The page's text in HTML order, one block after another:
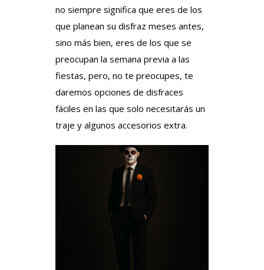
no siempre significa que eres de los
que planean su disfraz meses antes,
sino más bien, eres de los que se
preocupan la semana previa a las
fiestas, pero, no te preocupes, te
daremos opciones de disfraces
fáciles en las que solo necesitarás un
traje y algunos accesorios extra.